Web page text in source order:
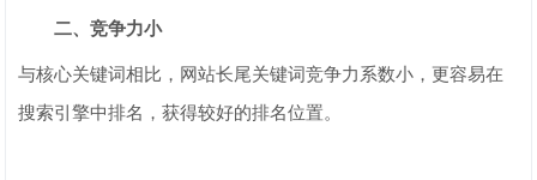
二、竞争力小
与核心关键词相比，网站长尾关键词竞争力系数小，更容易在
搜索引擎中排名，获得较好的排名位置。